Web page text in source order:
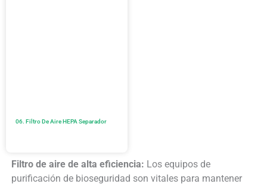
06. Filtro De Aire HEPA Separador
Filtro de aire de alta eficiencia: Los equipos de
purificación de bioseguridad son vitales para mantener